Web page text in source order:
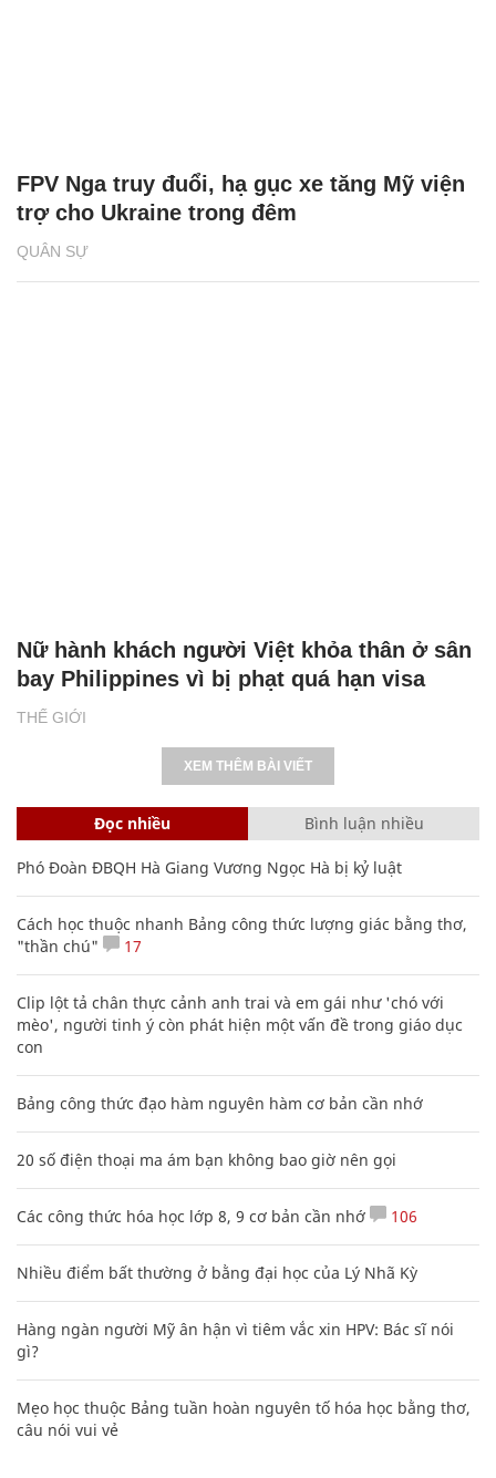
QUÂN SỰ
FPV Nga truy đuổi, hạ gục xe tăng Mỹ viện
trợ cho Ukraine trong đêm
THẾ GIỚI
Nữ hành khách người Việt khỏa thân ở sân
bay Philippines vì bị phạt quá hạn visa
XEM THÊM BÀI VIẾT
Đọc nhiều Bình luận nhiều
Phó Đoàn ĐBQH Hà Giang Vương Ngọc Hà bị kỷ luật
Cách học thuộc nhanh Bảng công thức lượng giác bằng thơ,
"thần chú"
17
Clip lột tả chân thực cảnh anh trai và em gái như 'chó với
mèo', người tinh ý còn phát hiện một vấn đề trong giáo dục
con
Bảng công thức đạo hàm nguyên hàm cơ bản cần nhớ
20 số điện thoại ma ám bạn không bao giờ nên gọi
Các công thức hóa học lớp 8, 9 cơ bản cần nhớ 106
Nhiều điểm bất thường ở bằng đại học của Lý Nhã Kỳ
Hàng ngàn người Mỹ ân hận vì tiêm vắc xin HPV: Bác sĩ nói
gì?
Mẹo học thuộc Bảng tuần hoàn nguyên tố hóa học bằng thơ,
câu nói vui vẻ